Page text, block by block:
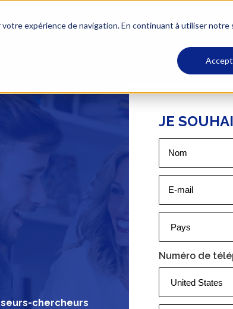
expérience de navigation. En continuant à utiliser notre
chercheurs
JE
Numéro de